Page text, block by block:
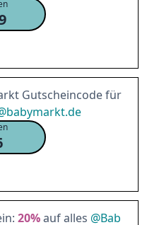
Gutscheincode für
babymarkt.de
20%auf alles @Bab